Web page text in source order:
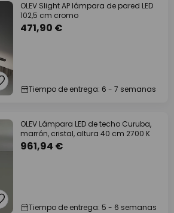
OLEV Slight AP lámpara de pared LED
102,5 cm cromo
471,90 €
Tiempo de entrega: 6 - 7 semanas
OLEV Lámpara LED de techo Curuba,
marrón, cristal, altura 40 cm 2700 K
961,94 €
Tiempo de entrega: 5 - 6 semanas